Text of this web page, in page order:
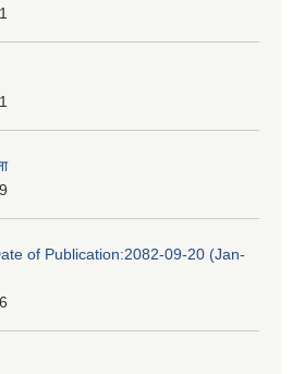
of Publication:2082-09-20 (Jan-